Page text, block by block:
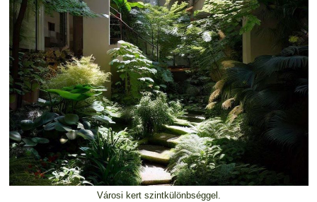
Városi kert szintkülönbséggel.